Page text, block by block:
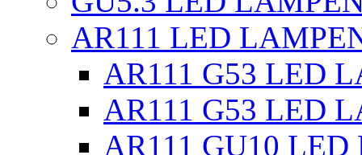
AR111 LED
AR111 G53 LED
AR111 G53 LED
AR111 GU10